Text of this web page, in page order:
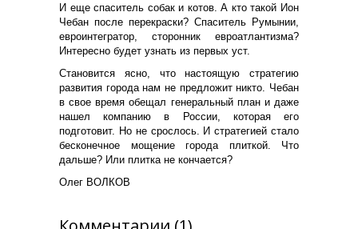
И еще спаситель собак и котов. А кто такой Ион
Чебан после перекраски? Спаситель Румынии,
евроинтегратор, сторонник евроатлантизма?
Интересно будет узнать из первых уст.
Становится ясно, что настоящую стратегию
развития города нам не предложит никто. Чебан
в свое время обещал генеральный план и даже
нашел компанию в России, которая его
подготовит. Но не срослось. И стратегией стало
бесконечное мощение города плиткой. Что
дальше? Или плитка не кончается?
Олег ВОЛКОВ